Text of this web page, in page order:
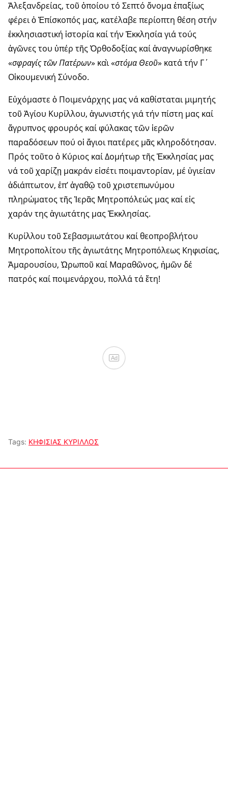
Ἀλεξανδρείας, τοῦ ὁποίου τό Σεπτό ὄνομα ἐπαξίως
φέρει ὁ Ἐπίσκοπός μας, κατέλαβε περίοπτη θέση στήν
ἐκκλησιαστική ἱστορία καί τήν Ἐκκλησία γιά τούς
ἀγῶνες του ὑπέρ τῆς Ὀρθοδοξίας καί ἀναγνωρίσθηκε
«σφραγίς τῶν Πατέρων» καὶ «στόμα Θεοῦ» κατά τήν Γ΄
Οἰκουμενική Σύνοδο.
Εὐχόμαστε ὁ Ποιμενάρχης μας νά καθίσταται μιμητής
τοῦ Ἁγίου Κυρίλλου, ἀγωνιστής γιά τήν πίστη μας καί
ἄγρυπνος φρουρός καί φύλακας τῶν ἱερῶν
παραδόσεων πού οἱ ἅγιοι πατέρες μᾶς κληροδότησαν.
Πρός τοῦτο ὁ Κύριος καί Δομήτωρ τῆς Ἐκκλησίας μας
νά τοῦ χαρίζῃ μακράν εἰσέτι ποιμαντορίαν, μέ ὑγιείαν
ἀδιάπτωτον, ἐπ’ ἀγαθῷ τοῦ χριστεπωνύμου
πληρώματος τῆς Ἱερᾶς Μητροπόλεώς μας καί εἰς
χαράν της ἁγιωτάτης μας Ἐκκλησίας.
Κυρίλλου τοῦ Σεβασμιωτάτου καί θεοπροβλήτου
Μητροπολίτου τῆς ἁγιωτάτης Μητροπόλεως Κηφισίας,
Ἀμαρουσίου, Ὠρωποῦ καί Μαραθῶνος, ἡμῶν δέ
πατρός καί ποιμενάρχου, πολλά τά ἔτη!
Ad
Tags: ΚΗΦΙΣΙΑΣ ΚΥΡΙΛΛΟΣ